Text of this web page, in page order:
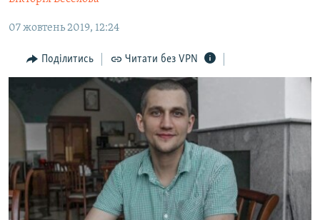
Перейти
до
ПОГЛЯД
ІНТЕРВ'Ю
ВСЕ ЗА ДЕНЬ
СПЕЦПРОЕКТИ
ДЕПОРТАЦІЯ
ВІДЕОУРОКИ «ELIFBE»
СВІДЧЕННЯ ОКУПАЦІЇ
УКРАЇНСЬКА ПРОБЛЕМА КРИМУ
ІНФОГРАФІКА
ЯК ОБІЙТИ БЛОКУВАННЯ
Русский
Qırımtatar
ДОЛУЧАЙСЯ!
07 жовтень 2019, 12:24
Поділитись Читати без VPN